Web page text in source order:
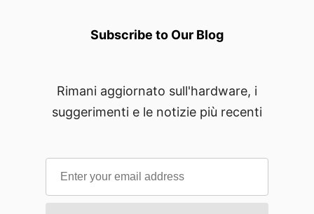
Subscribe to Our Blog
Rimani aggiornato sull'hardware, i
suggerimenti e le notizie più recenti